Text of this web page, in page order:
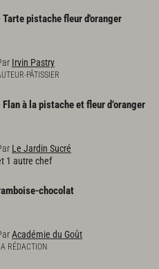
Tartepistachefleurd'oranger
Irvin Pastry
PÂTISSIER
Flanà lapistacheetfleurd’oranger
Le Jardin Sucré
1 autre chef
chocolat
Académie du Goût
RÉDACTION